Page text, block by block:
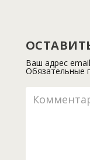
Ваш адрес
Обязательные